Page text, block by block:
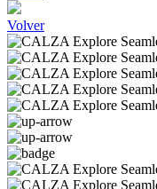
Volver